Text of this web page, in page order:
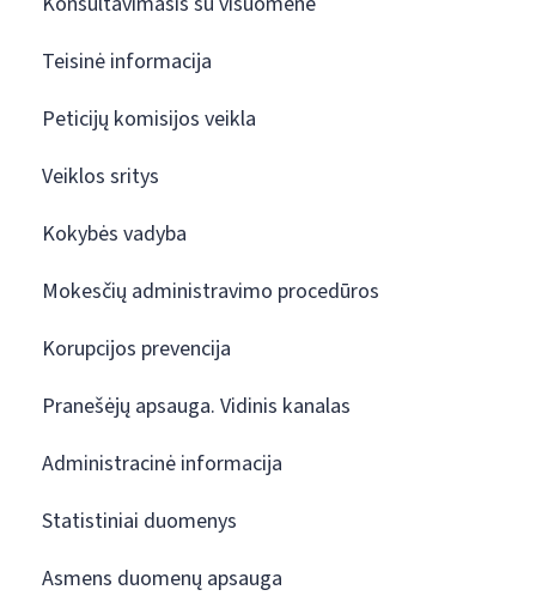
Teisinė informacija
Peticijų komisijos veikla
Veiklos sritys
Kokybės vadyba
Mokesčių administravimo procedūros
Korupcijos prevencija
Pranešėjų apsauga. Vidinis kanalas
Administracinė informacija
Statistiniai duomenys
Asmens duomenų apsauga